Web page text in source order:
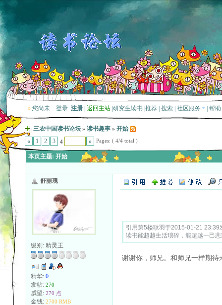
» 您尚未 登录 注册 返回主站 研究生读书 推荐 搜索 社区服务 帮助
三农中国读书论坛 » 读书趣事 » 开始
«
1 2 3 4 » Pages: ( 4/4 total )
本页主题: 开始
舒丽瑰
级别: 精灵王
精华: 0
发帖: 270
威望: 270 点
金钱: 2700 RMB
引用第5楼耿羽于2015-01-21 23:39
读书能超越生活琐碎，能超越一己
谢谢你，师兄。和师兄一样期